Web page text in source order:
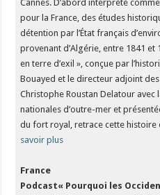
Cannes. D’abord interprété
pour la France, des études
détention par l’État français
provenant d’Algérie, entre 1841 et
en terre d’exil », conçue par
Bouayed et le directeur adjoint
Christophe Roustan Delatour
nationales d’outre-mer et
du fort royal, retrace cette histoire
savoir plus
France
Podcast« Pourquoi les